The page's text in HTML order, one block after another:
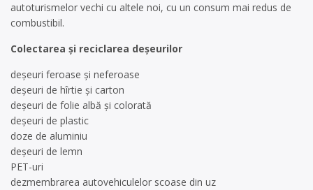
autoturismelor vechi cu altele noi, cu un consum mai redus de
combustibil.
Colectarea și reciclarea deșeurilor
deșeuri feroase și neferoase
deșeuri de hîrtie și carton
deșeuri de folie albă și colorată
deșeuri de plastic
doze de aluminiu
deșeuri de lemn
PET-uri
dezmembrarea autovehiculelor scoase din uz